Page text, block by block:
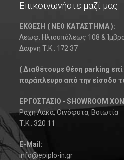
Επικοινωνήστε μαζί μας
ΕΚΘΕΣΗ ( ΝΕΟ ΚΑΤΑΣΤΗΜΑ ):
Λεωφ. Ηλιουπόλεως 108 &
Δάφνη Τ.Κ.: 172 37
( Διαθέτουμε θέση parking επί
παράπλευρα από την είσοδο
ΕΡΓΟΣΤΑΣΙΟ - SHOWROOM
Ράχη Λάκα, Οινόφυτα, Βοιωτία
Τ.Κ.: 320 11
Ε-Mail:
info@epiplo-in.gr